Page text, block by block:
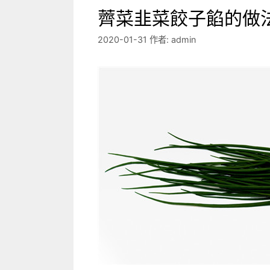
薺菜韭菜餃子餡的做
2020-01-31 作者: admin